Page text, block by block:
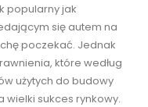
popularny jak
się autem na
poczekać. Jednak
które według
użytych do budowy
wielki sukces rynkowy.